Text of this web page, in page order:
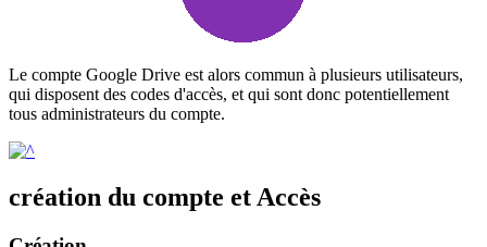
Le compte Google Drive est alors commun à plusieurs utilisateurs,
qui disposent des codes d'accès, et qui sont donc potentiellement
tous administrateurs du compte.
création du compte et Accès